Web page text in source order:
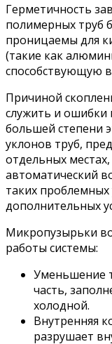
Герметичность
полимерных труб
проницаемы для
(такие как
способствующую
Причиной
служить и ошибки
большей степени
уклонов труб,
отдельных
автоматический
таких проблемных
дополнительных
Микропузырьки
работы системы:
Уменьшение
часть,
холодной.
Внутренняя
разрушает